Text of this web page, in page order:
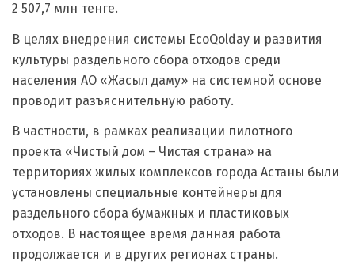
2 507,7 млн тенге.
В целях внедрения системы EcoQolday и развития
культуры раздельного сбора отходов среди
населения АО «Жасыл даму» на системной основе
проводит разъяснительную работу.
В частности, в рамках реализации пилотного
проекта «Чистый дом – Чистая страна» на
территориях жилых комплексов города Астаны были
установлены специальные контейнеры для
раздельного сбора бумажных и пластиковых
отходов. В настоящее время данная работа
продолжается и в других регионах страны.